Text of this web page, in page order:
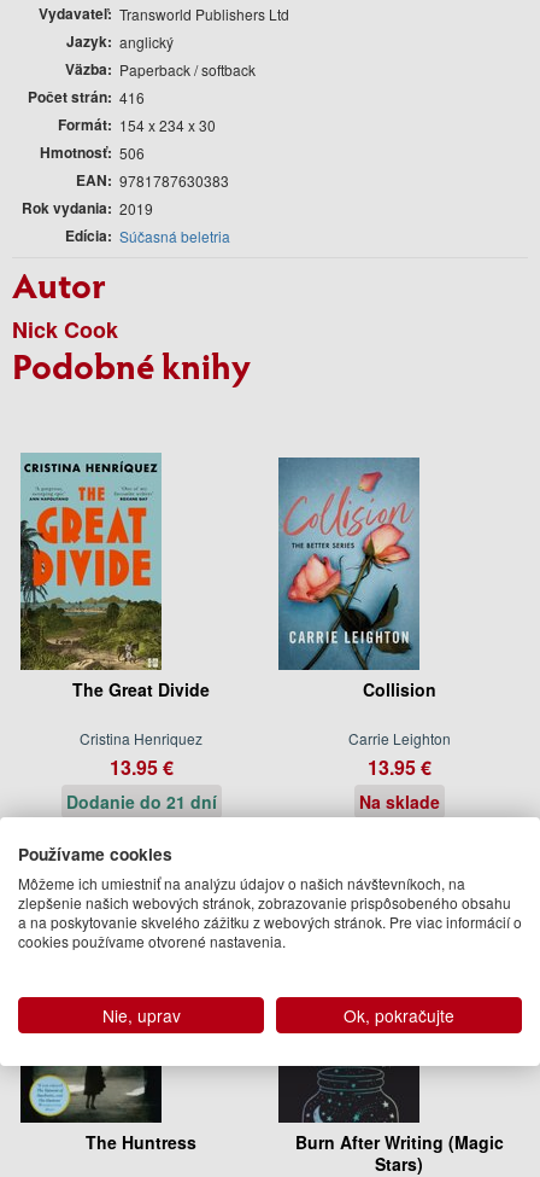
Vydavateľ Transworld Publishers Ltd
Jazyk anglický
Väzba Paperback / softback
Počet strán 416
Formát 154 x 234 x 30
Hmotnosť 506
EAN 9781787630383
Rok vydania 2019
Edícia Súčasná beletria
Autor
Nick Cook
Podobné knihy
The Great Divide
Cristina Henriquez
13.95 €
Dodanie do 21 dní
Collision
Carrie Leighton
13.95 €
Na sklade
The Huntress
Burn After Writing (Magic
Stars)
Používame cookies
Môžeme ich umiestniť na analýzu údajov o našich návštevníkoch, na
zlepšenie našich webových stránok, zobrazovanie prispôsobeného obsahu
a na poskytovanie skvelého zážitku z webových stránok. Pre viac informácií o
cookies používame otvorené nastavenia.
Nie, uprav Ok, pokračujte